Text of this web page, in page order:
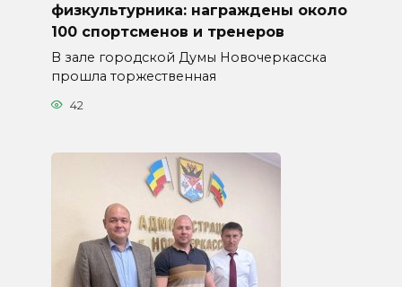
физкультурника: награждены около
100 спортсменов и тренеров
В зале городской Думы Новочеркасска
прошла торжественная
42